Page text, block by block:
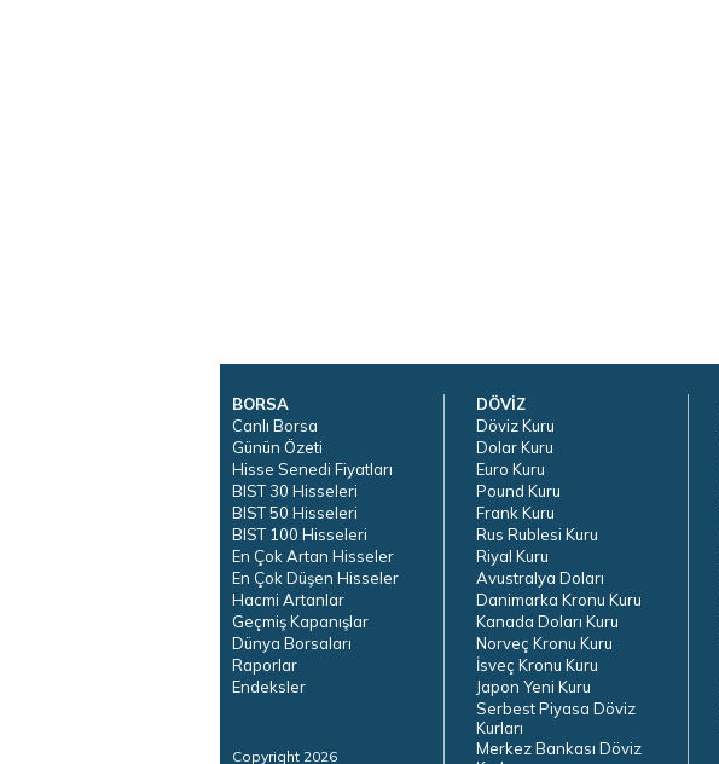
BORSA
Canlı Borsa
Günün Özeti
Hisse Senedi Fiyatları
BIST 30 Hisseleri
BIST 50 Hisseleri
BIST 100 Hisseleri
En Çok Artan Hisseler
En Çok Düşen Hisseler
Hacmi Artanlar
Geçmiş Kapanışlar
Dünya Borsaları
Raporlar
Endeksler
Copyright 2026
DÖVİZ
Döviz Kuru
Dolar Kuru
Euro Kuru
Pound Kuru
Frank Kuru
Rus Rublesi Kuru
Riyal Kuru
Avustralya Doları
Danimarka Kronu Kuru
Kanada Doları Kuru
Norveç Kronu Kuru
İsveç Kronu Kuru
Japon Yeni Kuru
Serbest Piyasa Döviz
Kurları
Merkez Bankası Döviz